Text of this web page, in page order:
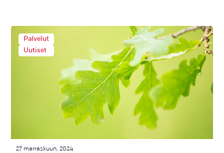
Palvelut
Uutiset
27 marraskuun, 2024